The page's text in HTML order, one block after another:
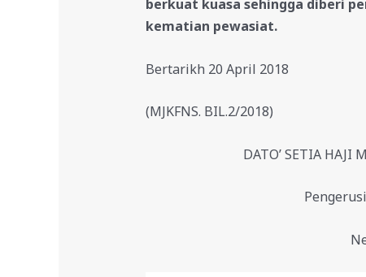
berkuat kuasa sehingga diberi
kematian pewasiat.
Bertarikh 20 April 2018
(MJKFNS. BIL.2/2018)
DATO’ SETIA HAJI